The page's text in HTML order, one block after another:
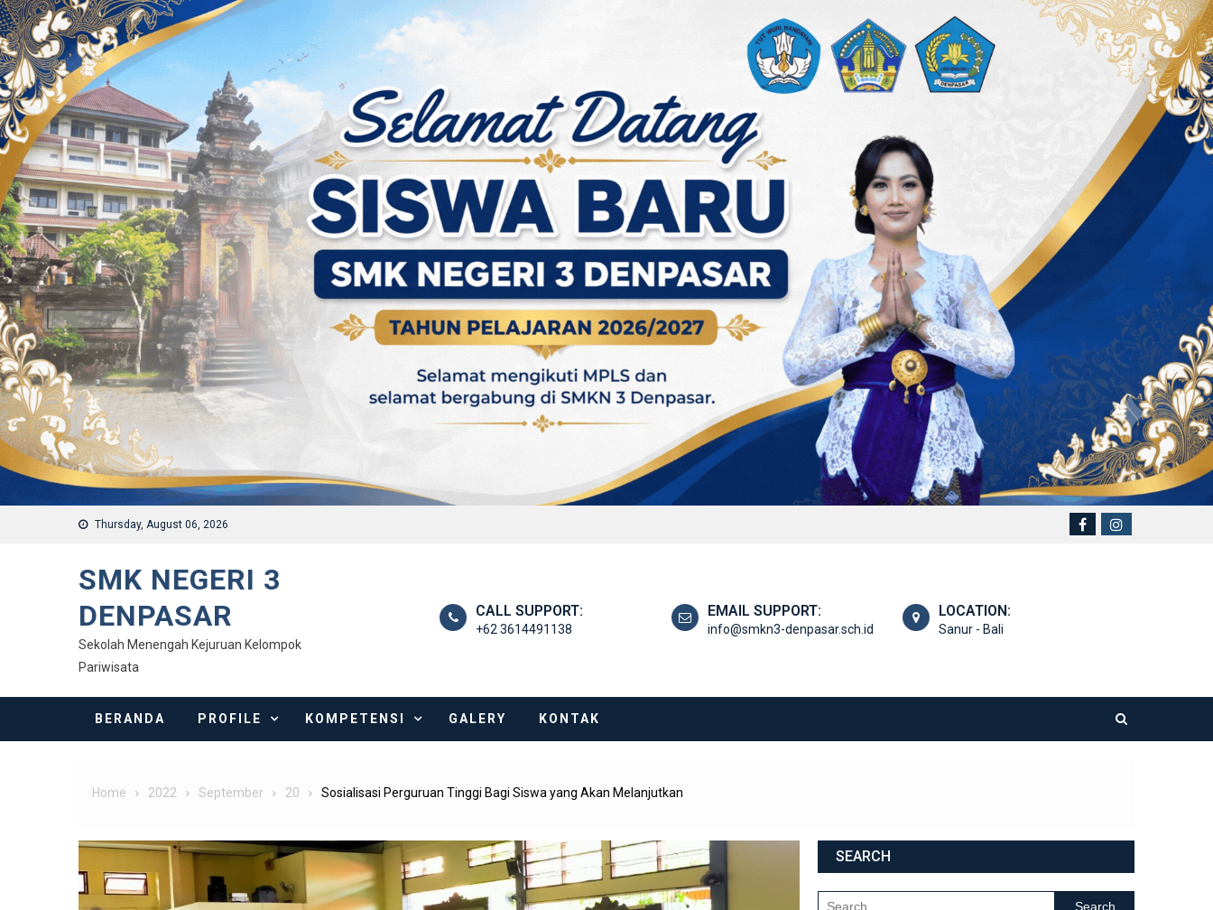
Skip to content
Thursday, August 06, 2026
SMK NEGERI 3
DENPASAR
Sekolah Menengah Kejuruan Kelompok
Pariwisata
CALL SUPPORT:
+62 3614491138
EMAIL SUPPORT:
info@smkn3-denpasar.sch.id
LOCATION:
Sanur - Bali
BERANDA PROFILE KOMPETENSI GALERY KONTAK
Home 2022 September 20 Sosialisasi Perguruan Tinggi Bagi Siswa yang Akan Melanjutkan
SEARCH
Search for: